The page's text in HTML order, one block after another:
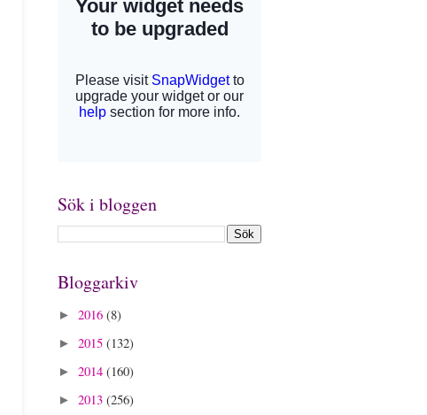
Sök i bloggen
Bloggarkiv
► 2016 (8)
► 2015 (132)
► 2014 (160)
► 2013 (256)